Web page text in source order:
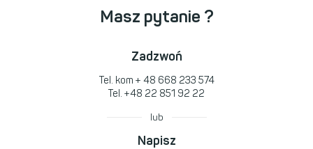
Masz pytanie ?
Zadzwoń
Tel. kom + 48 668 233 574
Tel. +48 22 851 92 22
lub
Napisz